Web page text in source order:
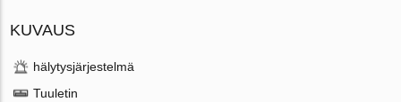
KUVAUS
hälytysjärjestelmä
Tuuletin